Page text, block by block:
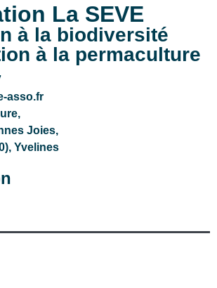
La SEVE
à la biodiversité
à la permaculture
asso.fr
,
Joies,
Yvelines